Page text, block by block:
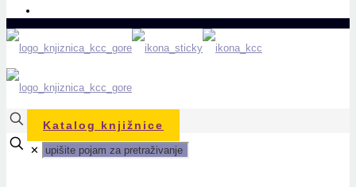
Katalog knjižnice
✕